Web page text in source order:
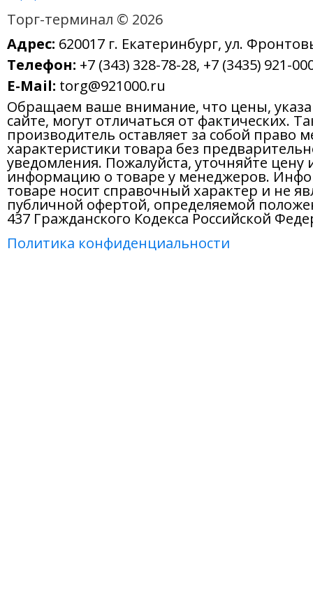
Торг-терминал © 2026
Адрес: 620017 г. Екатеринбург, ул.
Телефон: +7 (343) 328-78-28, +7 (3435) 921-
E-Mail: torg@921000.ru
Обращаем ваше внимание, что цены,
сайте, могут отличаться от фактических.
производитель оставляет за собой право
характеристики товара без
уведомления. Пожалуйста, уточняйте цену
информацию о товаре у менеджеров.
товаре носит справочный характер и не
публичной офертой, определяемой
437 Гражданского Кодекса Российской
Политика конфиденциальности